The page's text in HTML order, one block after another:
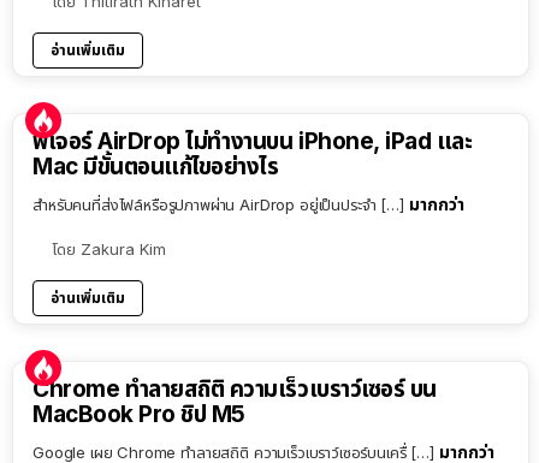
อ่านเพิ่มเติม
ฟีเจอร์ AirDrop ไม่ทำงานบน iPhone, iPad และ
Mac มีขั้นตอนแก้ไขอย่างไร
สำหรับคนที่ส่งไฟล์หรือรูปภาพผ่าน AirDrop อยู่เป็นประจำ […] มากกว่า
โดย Zakura Kim
อ่านเพิ่มเติม
Chrome ทำลายสถิติ ความเร็วเบราว์เซอร์ บน
MacBook Pro ชิป M5
Google เผย Chrome ทำลายสถิติ ความเร็วเบราว์เซอร์บนเครื่ […] มากกว่า